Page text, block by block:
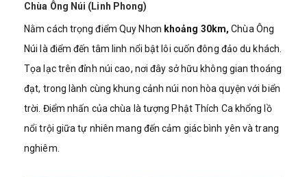
Chùa Ông Núi (Linh Phong)
Nằm cách trọng điểm Quy Nhơn khoảng 30km, Chùa Ông
Núi là điểm đến tâm linh nổi bật lôi cuốn đông đảo du khách.
Tọa lạc trên đỉnh núi cao, nơi đây sở hữu không gian thoáng
đạt, trong lành cùng khung cảnh núi non hòa quyện với biển
trời. Điểm nhấn của chùa là tượng Phật Thích Ca khổng lồ
nổi trội giữa tự nhiên mang đến cảm giác bình yên và trang
nghiêm.